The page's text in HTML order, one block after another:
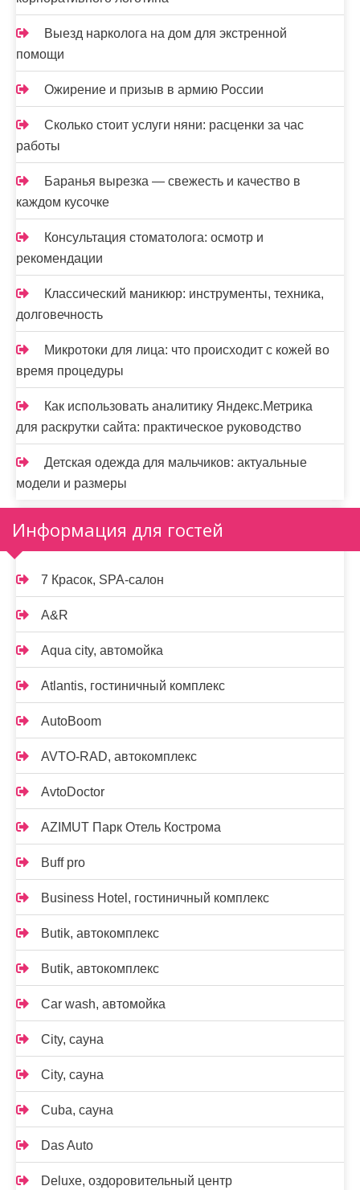
м Выезд нарколога на дом для экстренной
помощи
Ожирение и призыв в армию России
Сколько стоит услуги няни: расценки за час
работы
Баранья вырезка — свежесть и качество в
каждом кусочке
Консультация стоматолога: осмотр и
рекомендации
Классический маникюр: инструменты, техника,
долговечность
Микротоки для лица: что происходит с кожей во
время процедуры
Как использовать аналитику Яндекс.Метрика
для раскрутки сайта: практическое руководство
Детская одежда для мальчиков: актуальные
модели и размеры
Информация для гостей
7 Красок, SPA-салон
A&R
Aqua city, автомойка
Atlantis, гостиничный комплекс
AutoBoom
AVTO-RAD, автокомплекс
AvtoDoctor
AZIMUT Парк Отель Кострома
Buff pro
Business Hotel, гостиничный комплекс
Butik, автокомплекс
Butik, автокомплекс
Car wash, автомойка
City, сауна
City, сауна
Cuba, сауна
Das Auto
Deluxe, оздоровительный центр